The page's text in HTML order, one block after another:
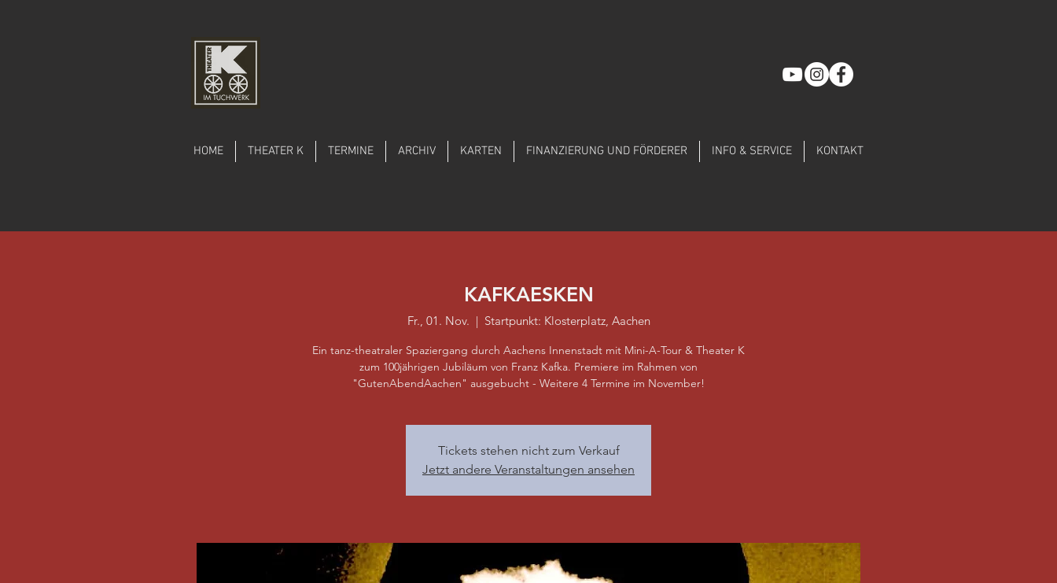
HOME THEATER K TERMINE ARCHIV KARTEN FINANZIERUNG UND FÖRDERER INFO & SERVICE KONTAKT
KAFKAESKEN
Fr., 01. Nov.
  |
Startpunkt: Klosterplatz, Aachen
Ein tanz-theatraler Spaziergang durch Aachens Innenstadt mit Mini-A-Tour & Theater K
zum 100jährigen Jubiläum von Franz Kafka. Premiere im Rahmen von
"GutenAbendAachen" ausgebucht - Weitere 4 Termine im November!
Tickets stehen nicht zum Verkauf
Jetzt andere Veranstaltungen ansehen